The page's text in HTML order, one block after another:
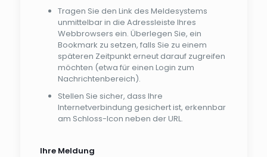
Tragen Sie den Link des Meldesystems
unmittelbar in die Adressleiste Ihres
Webbrowsers ein. Überlegen Sie, ein
Bookmark zu setzen, falls Sie zu einem
späteren Zeitpunkt erneut darauf zugreifen
möchten (etwa für einen Login zum
Nachrichtenbereich).
Stellen Sie sicher, dass Ihre
Internetverbindung gesichert ist, erkennbar
am Schloss-Icon neben der URL.
Ihre Meldung